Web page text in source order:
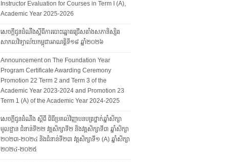
Instructor Evaluation for Courses in Term I (A),
Academic Year 2025-2026
សេចក្តីជូនដំណឹងស្តីពីការបោះឆ្នោតជ្រើសតាំងសភានិស្សិត
សាកលវិទ្យាល័យកម្ពុជាអាណត្តិទី១៨ ឆ្នាំ២០២៦
Announcement on The Foundation Year
Program Certificate Awarding Ceremony
Promotion 22 Term 2 and Term 3 of the
Academic Year 2023-2024 and Promotion 23
Term 1 (A) of the Academic Year 2024-2025
សេចក្តីជូនដំណឹង ស្តីពី ពិធីប្រគល់វិញ្ញាបនបត្រថ្នាក់ឆ្នាំសិក្សា
មូលដ្ឋាន ជំនាន់ទី២២ វគ្គសិក្សាទី២ និងវគ្គសិក្សាទី៣ ឆ្នាំសិក្សា
២០២៣-២០២៤ និងជំនាន់ទី២៣ វគ្គសិក្សាទី១ (A) ឆ្នាំសិក្សា
២០២៤-២០២៥